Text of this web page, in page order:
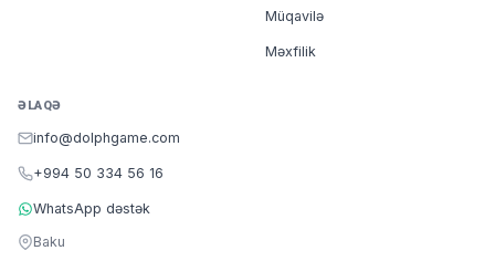
Müqavilə
Məxfilik
ƏLAQƏ
info@dolphgame.com
+994 50 334 56 16
WhatsApp dəstək
Baku